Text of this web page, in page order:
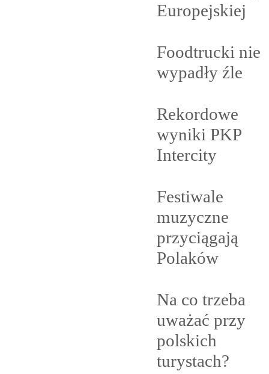
Europejskiej
Foodtrucki nie
wypadły źle
Rekordowe
wyniki PKP
Intercity
Festiwale
muzyczne
przyciągają
Polaków
Na co trzeba
uważać przy
polskich
turystach?